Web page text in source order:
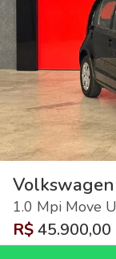
Volkswagen
1.0 Mpi Move
R$45.900,00